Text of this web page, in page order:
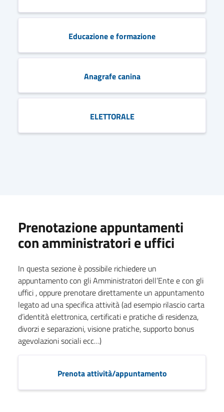
Educazione e formazione
Anagrafe canina
ELETTORALE
Prenotazione appuntamenti
con amministratori e uffici
In questa sezione è possibile richiedere un
appuntamento con gli Amministratori dell’Ente e con gli
uffici , oppure prenotare direttamente un appuntamento
legato ad una specifica attività (ad esempio rilascio carta
d’identità elettronica, certificati e pratiche di residenza,
divorzi e separazioni, visione pratiche, supporto bonus
agevolazioni sociali ecc…)
Prenota attività/appuntamento